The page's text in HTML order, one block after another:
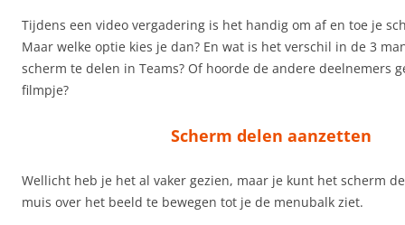
Tijdens een video vergadering is het handig om af en toe je
Maar welke optie kies je dan? En wat is het verschil in de 3
scherm te delen in Teams? Of hoorde de andere deelnemers
filmpje?
Scherm delen aanzetten
Wellicht heb je het al vaker gezien, maar je kunt het scherm
muis over het beeld te bewegen tot je de menubalk ziet.